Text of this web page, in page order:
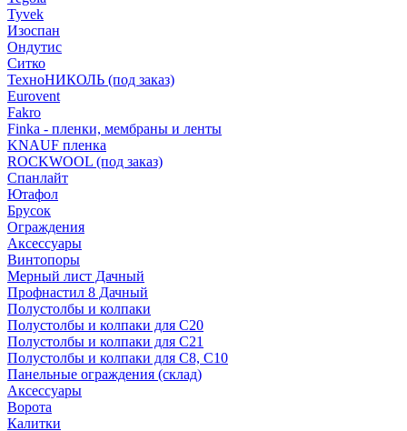
Tyvek
Изоспан
Ондутис
Ситко
ТехноНИКОЛЬ (под заказ)
Eurovent
Fakro
Finka - пленки, мембраны и ленты
KNAUF пленка
ROCKWOOL (под заказ)
Спанлайт
Ютафол
Брусок
Ограждения
Аксессуары
Винтопоры
Мерный лист Дачный
Профнастил 8 Дачный
Полустолбы и колпаки
Полустолбы и колпаки для С20
Полустолбы и колпаки для С21
Полустолбы и колпаки для С8, С10
Панельные ограждения (склад)
Аксессуары
Ворота
Калитки